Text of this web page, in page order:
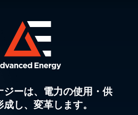
ジーは、電力の使用・供
し、変革します。